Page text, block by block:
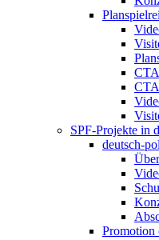
SPF-Projekte in
deutsch-
Promotion